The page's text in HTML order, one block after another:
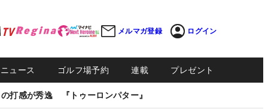
メルマガ登録 ログイン
ュース ゴルフ場予約 連載 プレゼント
打感が秀逸 『トゥーロンパター』